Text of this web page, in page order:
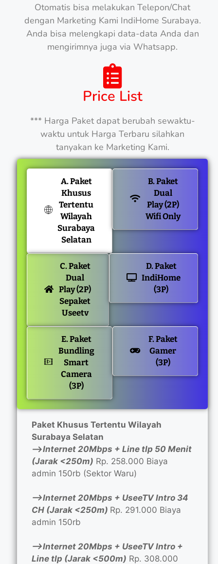
Otomatis bisa melakukan Telepon/Chat
dengan Marketing Kami IndiHome Surabaya.
Anda bisa melengkapi data-data Anda dan
mengirimnya juga via Whatsapp.
Price List
*** Harga Paket dapat berubah sewaktu-
waktu untuk Harga Terbaru silahkan
tanyakan ke Marketing Kami.
A. Paket
Khusus
Tertentu
Wilayah
Surabaya
Selatan
B. Paket
Dual
Play (2P)
Wifi Only
C. Paket
Dual
Play (2P)
Sepaket
Useetv
D. Paket
IndiHome
(3P)
E. Paket
Bundling
Smart
Camera
(3P)
F. Paket
Gamer
(3P)
Paket Khusus Tertentu Wilayah
Surabaya Selatan
—>Internet 20Mbps + Line tlp 50 Menit
(Jarak <250m) Rp. 258.000 Biaya
admin 150rb (Sektor Waru)
—>Internet 20Mbps + UseeTV Intro 34
CH (Jarak <250m) Rp. 291.000 Biaya
admin 150rb
—>Internet 20Mbps + UseeTV Intro +
Line tlp (Jarak <500m) Rp. 308.000